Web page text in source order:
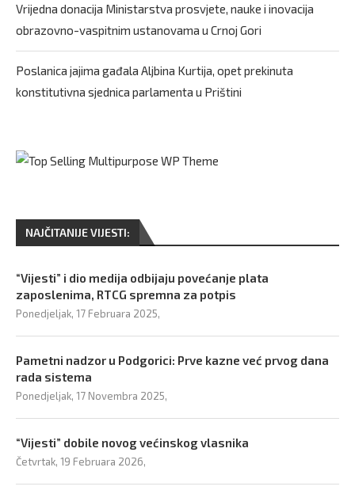
Vrijedna donacija Ministarstva prosvjete, nauke i inovacija
obrazovno-vaspitnim ustanovama u Crnoj Gori
Poslanica jajima gađala Aljbina Kurtija, opet prekinuta
konstitutivna sjednica parlamenta u Prištini
NAJČITANIJE VIJESTI:
“Vijesti” i dio medija odbijaju povećanje plata
zaposlenima, RTCG spremna za potpis
Ponedjeljak, 17 Februara 2025,
Pametni nadzor u Podgorici: Prve kazne već prvog dana
rada sistema
Ponedjeljak, 17 Novembra 2025,
“Vijesti” dobile novog većinskog vlasnika
Četvrtak, 19 Februara 2026,